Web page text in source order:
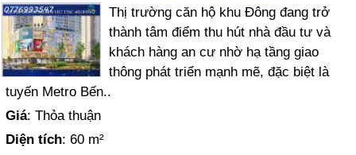
Thị trường căn hộ khu Đông đang trở
thành tâm điểm thu hút nhà đầu tư và
khách hàng an cư nhờ hạ tầng giao
thông phát triển mạnh mẽ, đặc biệt là
tuyến Metro Bến..
Giá: Thỏa thuận
Diện tích: 60 m²